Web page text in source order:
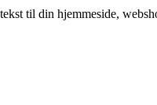
til din hjemmeside,